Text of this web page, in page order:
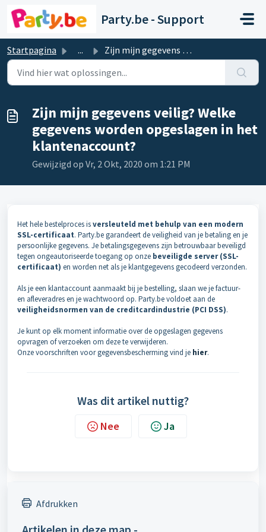
Doorgaan naar hoofdinhoud
Party.be - Support
Startpagina ... Zijn mijn gegevens veilig? Welke gegevens worden opgeslag...
Zijn mijn gegevens veilig? Welke
gegevens worden opgeslagen in het
klantenaccount?
Gewijzigd op Vr, 2 Okt, 2020 om 1:21 PM
Het hele bestelproces isversleuteld met behulp van een modern
SSL-certificaat. Party.be garandeert de veiligheid van je betaling en je
persoonlijke gegevens. Je betalingsgegevens zijn betrouwbaar beveiligd
tegen ongeautoriseerde toegang op onze beveiligde server (SSL-
certificaat) en worden net als je klantgegevens gecodeerd verzonden.
Als je een klantaccount aanmaakt bij je bestelling, slaan we je factuur-
en afleveradres en je wachtwoord op. Party.be voldoet aan de
veiligheidsnormen van de creditcardindustrie (PCI DSS).
Je kunt op elk moment informatie over de opgeslagen gegevens
opvragen of verzoeken om deze te verwijderen.
Onze voorschriften voor gegevensbescherming vind je hier.
Was dit artikel nuttig?
Nee Ja
Afdrukken